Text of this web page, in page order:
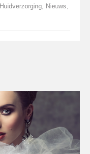
Huidverzorging Nieuws